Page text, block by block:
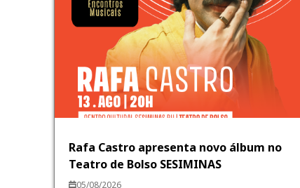
Rafa Castro apresenta novo álbum no
Teatro de Bolso SESIMINAS
05/08/2026